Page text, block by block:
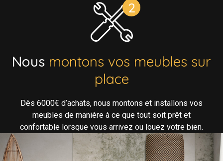
Nous montons vos meubles sur
place
Dès 6000€ d’achats, nous montons et installons vos
meubles de manière à ce que tout soit prêt et
confortable lorsque vous arrivez ou louez votre bien.